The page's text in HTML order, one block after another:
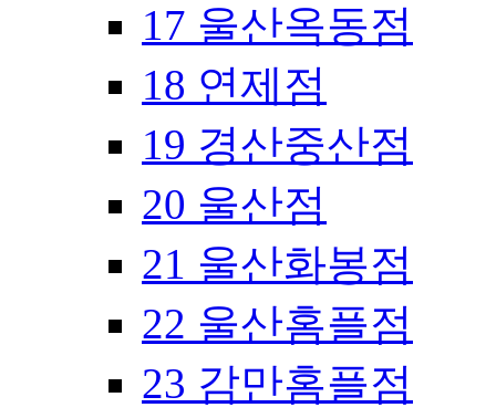
17 울산옥동점
18 연제점
19 경산중산점
20 울산점
21 울산화봉점
22 울산홈플점
23 감만홈플점